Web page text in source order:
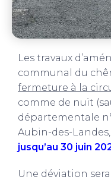
Les travaux
communal du
fermeture à la
comme de nuit
départementale
Aubin-des-Landes,
jusqu’au 30 juin
Une déviation